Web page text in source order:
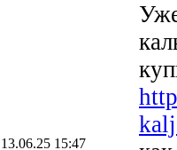
13.06.25 15:47